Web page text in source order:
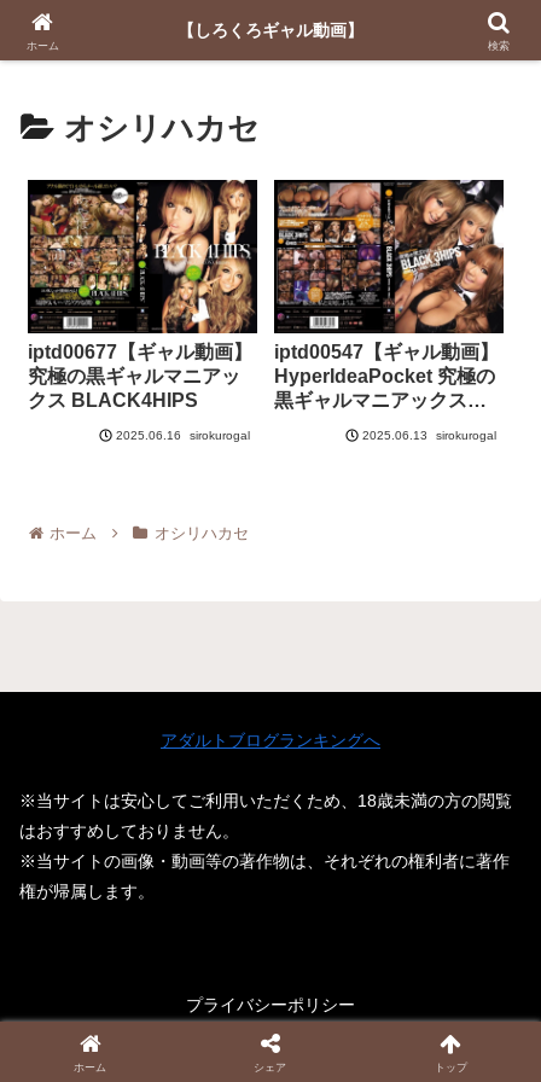
【しろくろギャル動画】
オシリハカセ
iptd00677【ギャル動画】
究極の黒ギャルマニアッ
クス BLACK4HIPS
2025.06.16 sirokurogal
iptd00547【ギャル動画】
HyperIdeaPocket 究極の
黒ギャルマニアックス
BLACK3HIPS
2025.06.13 sirokurogal
ホーム オシリハカセ
アダルトブログランキングへ
※当サイトは安心してご利用いただくため、18歳未満の方の閲覧
はおすすめしておりません。
※当サイトの画像・動画等の著作物は、それぞれの権利者に著作
権が帰属します。
プライバシーポリシー
© 2024-2026 【しろくろギャル動画】.
ホーム
【しろくろギャル動画】
検索
ホーム シェア トップ